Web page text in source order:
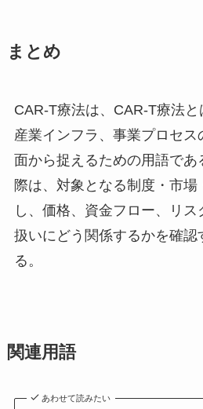
まとめ
CAR-T療法は、CAR-T療法と
産業インフラ、事業プロセス
面から捉えるための用語であ
際は、対象となる制度・市
し、価格、資金フロー、リ
扱いにどう関係するかを確認
る。
関連用語
あわせて読みたい